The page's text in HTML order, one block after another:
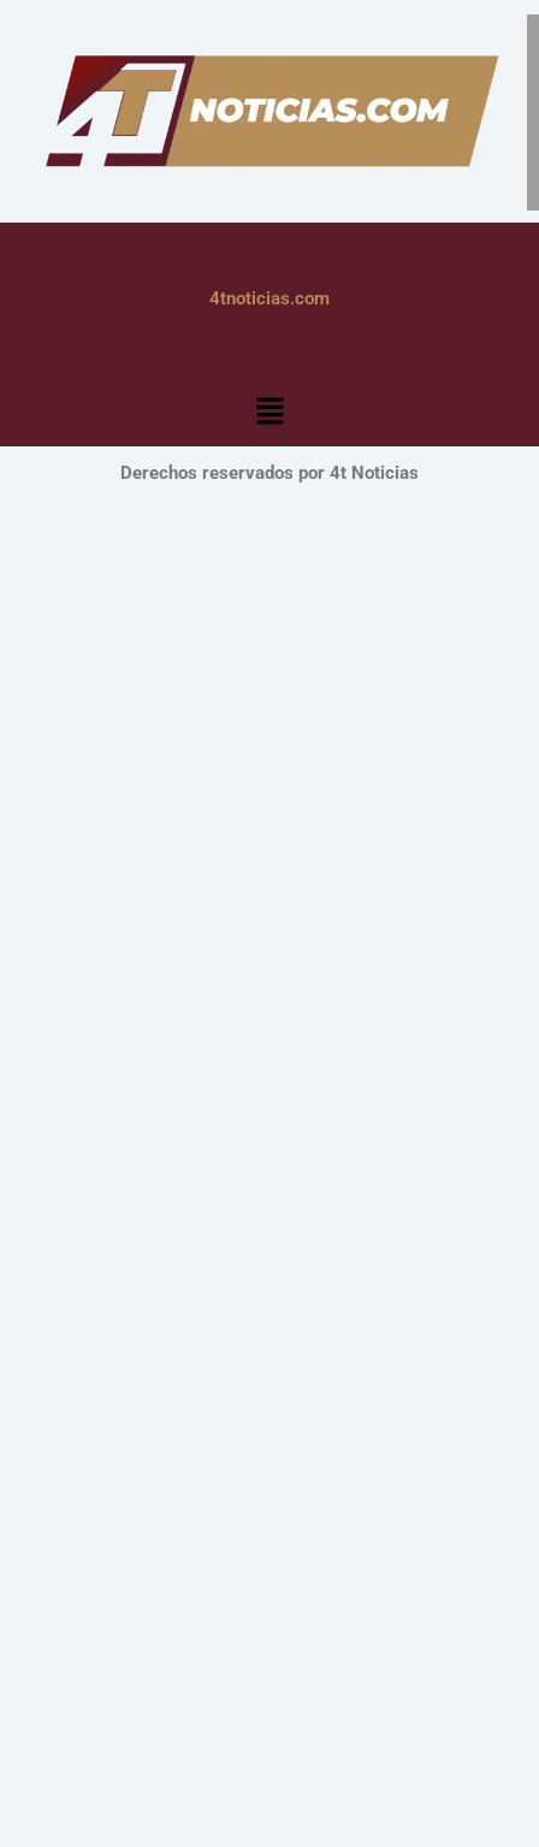
4tnoticias.com
Menú
Derechos reservados por 4t Noticias